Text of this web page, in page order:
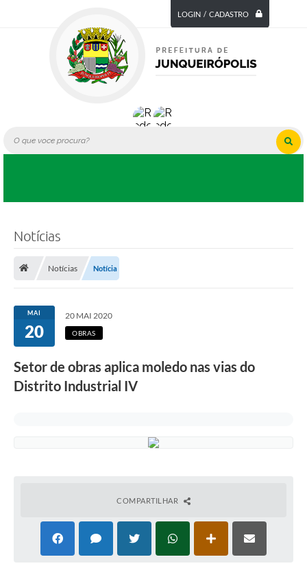
LOGIN / CADASTRO
Notícias
Notícias Notícia
MAI
20
20 MAI 2020
OBRAS
Setor de obras aplica moledo nas vias do
Distrito Industrial IV
COMPARTILHAR